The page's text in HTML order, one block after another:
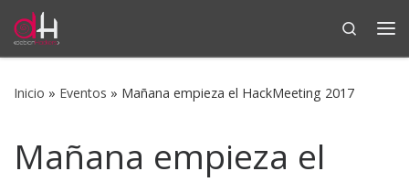
Saltar al contenido
Search
Inicio » Eventos » Mañana empieza el HackMeeting 2017
Mañana empieza el